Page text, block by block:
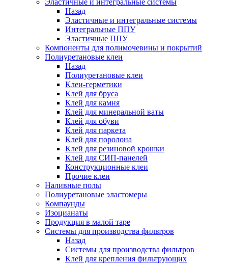
Эластичные и интегральные системы
Назад
Эластичные и интегральные системы
Интегральные ППУ
Эластичные ППУ
Компоненты для полимочевины и покрытий
Полиуретановые клеи
Назад
Полиуретановые клеи
Клеи-герметики
Клей для бруса
Клей для камня
Клей для минеральной ваты
Клей для обуви
Клей для паркета
Клей для поролона
Клей для резиновой крошки
Клей для СИП-панелей
Конструкционные клеи
Прочие клеи
Наливные полы
Полиуретановые эластомеры
Компаунды
Изоцианаты
Продукция в малой таре
Системы для производства фильтров
Назад
Системы для производства фильтров
Клей для крепления фильтрующих